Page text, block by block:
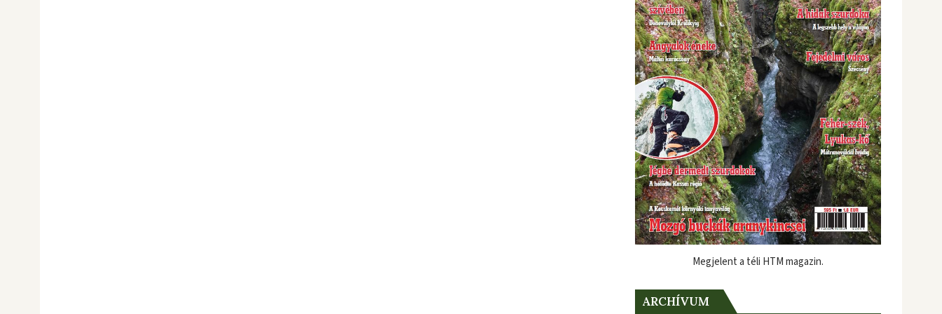
Megjelent a téli HTM magazin.
ARCHÍVUM